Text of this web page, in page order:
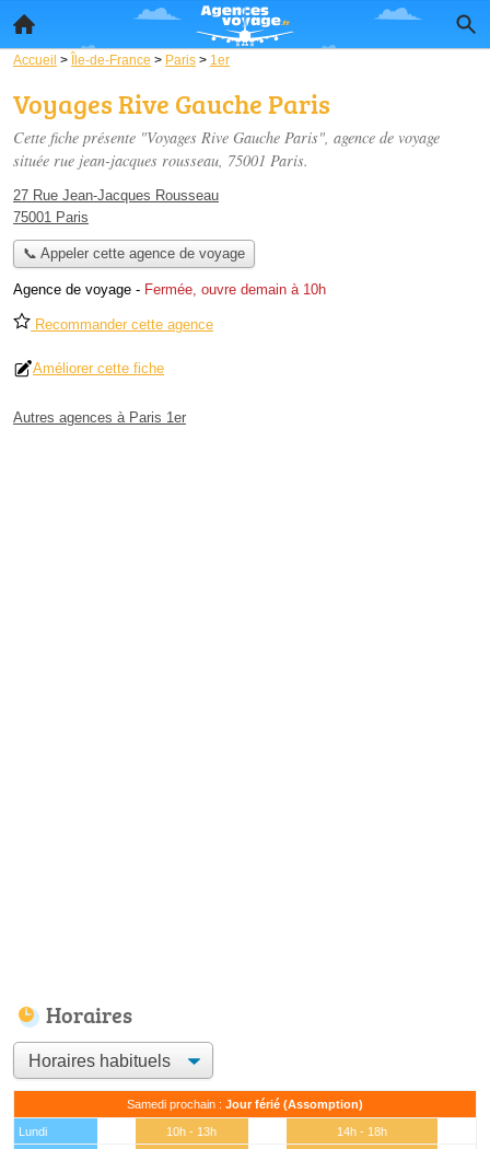
Accueil > Île-de-France > Paris > 1er
Voyages Rive Gauche Paris
Cette fiche présente "Voyages Rive Gauche Paris", agence de voyage
située rue jean-jacques rousseau, 75001 Paris.
27 Rue Jean-Jacques Rousseau
75001 Paris
📞 Appeler cette agence de voyage
Agence de voyage - Fermée, ouvre demain à 10h
Recommander cette agence
Améliorer cette fiche
Autres agences à Paris 1er
Horaires
Samedi prochain : Jour férié (Assomption)
Lundi 10h - 13h
14h - 18h